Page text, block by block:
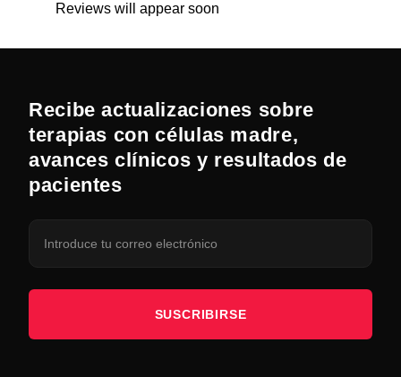
Reviews will appear soon
Recibe actualizaciones sobre
terapias con células madre,
avances clínicos y resultados de
pacientes
SUSCRIBIRSE